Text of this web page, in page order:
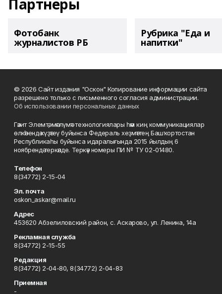
Партнеры
Фотобанк
журналистов РБ
Рубрика "Еда и
напитки"
© 2026 Сайт издания "Оскон" Копирование информации сайта
разрешено только с письменного согласия администрации.
Об использовании персональных данных
Гәзит Элемтә, мәғлүмәт технологиялары һәм киң коммуникациялар
өлкәһендә күҙәтеү буйынса Федераль хеҙмәттең Башҡортостан
Республикаһы буйынса идаралығында 2015 йылдың 6
ноябрендә теркәлде. Теркәү номеры ПИ № ТУ 02-01480.
Телефон
8(34772) 2-15-04
Эл. почта
oskon_askar@mail.ru
Адрес
453620 Абзелиловский район, с. Аскарово, ул. Ленина, 14а
Рекламная служба
8(34772) 2-15-55
Редакция
8(34772) 2-04-80, 8(34772) 2-04-83
Приемная
-